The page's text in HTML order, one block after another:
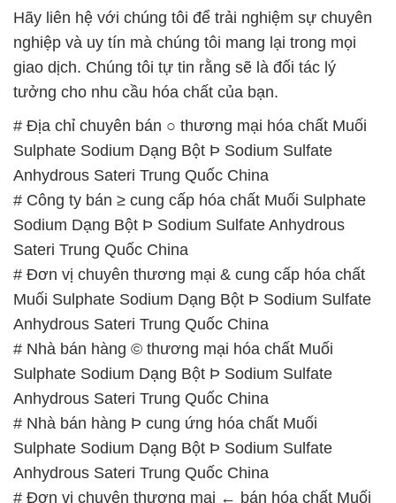
# Địa chỉ chuyên bán ○ thương mại hóa chất Muối
Sulphate Sodium Dạng Bột Þ Sodium Sulfate
Anhydrous Sateri Trung Quốc China
# Công ty bán ≥ cung cấp hóa chất Muối Sulphate
Sodium Dạng Bột Þ Sodium Sulfate Anhydrous
Sateri Trung Quốc China
# Đơn vị chuyên thương mại & cung cấp hóa chất
Muối Sulphate Sodium Dạng Bột Þ Sodium Sulfate
Anhydrous Sateri Trung Quốc China
# Nhà bán hàng © thương mại hóa chất Muối
Sulphate Sodium Dạng Bột Þ Sodium Sulfate
Anhydrous Sateri Trung Quốc China
# Nhà bán hàng Þ cung ứng hóa chất Muối
Sulphate Sodium Dạng Bột Þ Sodium Sulfate
Anhydrous Sateri Trung Quốc China
# Đơn vị chuyên thương mại ← bán hóa chất Muối
Sulphate Sodium Dạng Bột Þ Sodium Sulfate
Anhydrous Sateri Trung Quốc China
# Nhà bán hàng ○ cung ứng hóa chất Muối
Sulphate Sodium Dạng Bột Þ Sodium Sulfate